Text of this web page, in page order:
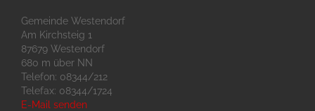
Gemeinde Westendorf
Am Kirchsteig 1
87679 Westendorf
680 m über NN
Telefon: 08344/212
Telefax: 08344/1724
E-Mail senden